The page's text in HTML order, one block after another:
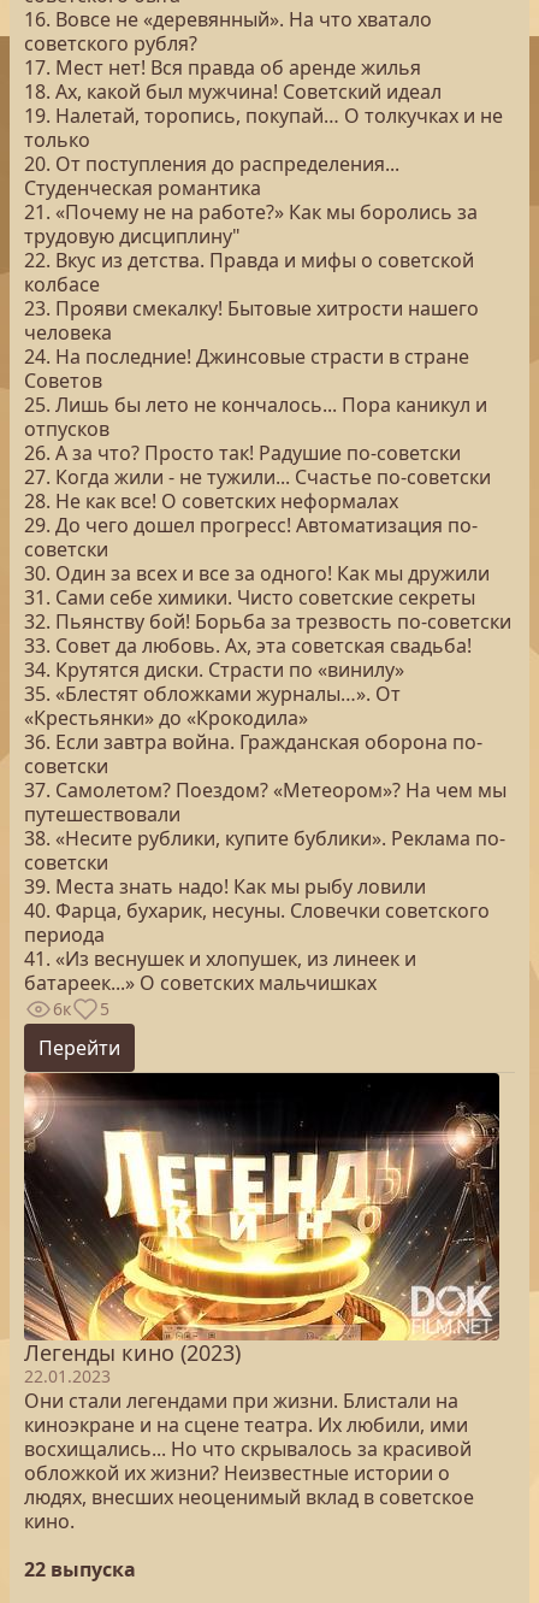
16. Вовсе не «деревянный». На что хватало
советского рубля?
17. Мест нет! Вся правда об аренде жилья
18. Ах, какой был мужчина! Советский идеал
19. Налетай, торопись, покупай… О толкучках и не
только
20. От поступления до распределения...
Студенческая романтика
21. «Почему не на работе?» Как мы боролись за
трудовую дисциплину"
22. Вкус из детства. Правда и мифы о советской
колбасе
23. Прояви смекалку! Бытовые хитрости нашего
человека
24. На последние! Джинсовые страсти в стране
Советов
25. Лишь бы лето не кончалось... Пора каникул и
отпусков
26. А за что? Просто так! Радушие по-советски
27. Когда жили - не тужили... Счастье по-советски
28. Не как все! О советских неформалах
29. До чего дошел прогресс! Автоматизация по-
советски
30. Один за всех и все за одного! Как мы дружили
31. Сами себе химики. Чисто советские секреты
32. Пьянству бой! Борьба за трезвость по-советски
33. Совет да любовь. Ах, эта советская свадьба!
34. Крутятся диски. Страсти по «винилу»
35. «Блестят обложками журналы…». От
«Крестьянки» до «Крокодила»
36. Если завтра война. Гражданская оборона по-
советски
37. Самолетом? Поездом? «Метеором»? На чем мы
путешествовали
38. «Несите рублики, купите бублики». Реклама по-
советски
39. Места знать надо! Как мы рыбу ловили
40. Фарца, бухарик, несуны. Словечки советского
периода
41. «Из веснушек и хлопушек, из линеек и
батареек...» О советских мальчишках
6к 5
Перейти
Легенды кино (2023)
22.01.2023
Они стали легендами при жизни. Блистали на
киноэкране и на сцене театра. Их любили, ими
восхищались... Но что скрывалось за красивой
обложкой их жизни? Неизвестные истории о
людях, внесших неоценимый вклад в советское
кино.
22 выпуска